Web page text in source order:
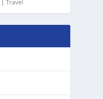
|Travel